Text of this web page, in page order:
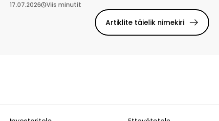
17.07.2026 Viis minutit
Artiklite täielik nimekiri